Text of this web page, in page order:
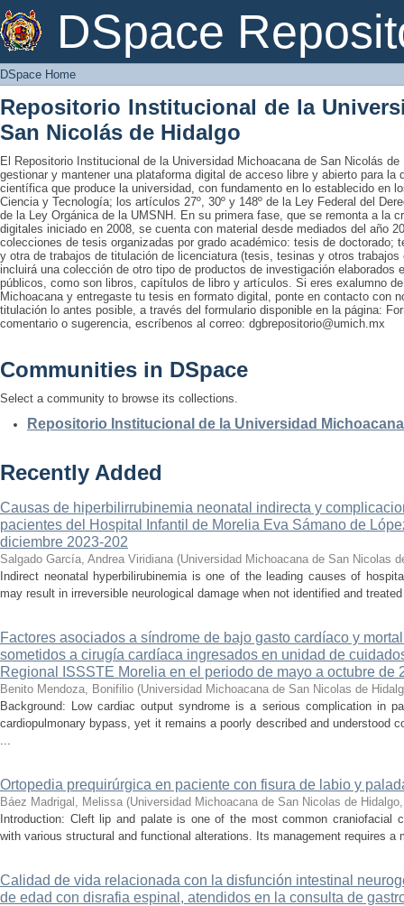
DSpace
DSpace Home
DSpace Home
Repositorio Institucional de la
San Nicolás de Hidalgo
El Repositorio Institucional de la Universidad Michoacana de San Nicolás
gestionar y mantener una plataforma digital de acceso libre y abierto para la
científica que produce la universidad, con fundamento en lo establecido en
Ciencia y Tecnología; los artículos 27º, 30º y 148º de la Ley Federal del
de la Ley Orgánica de la UMSNH. En su primera fase, que se remonta a la
digitales iniciado en 2008, se cuenta con material desde mediados del año
colecciones de tesis organizadas por grado académico: tesis de doctorado;
y otra de trabajos de titulación de licenciatura (tesis, tesinas y otros
incluirá una colección de otro tipo de productos de investigación elaborados
públicos, como son libros, capítulos de libro y artículos. Si eres exalumno
Michoacana y entregaste tu tesis en formato digital, ponte en contacto con
titulación lo antes posible, a través del formulario disponible en la página:
comentario o sugerencia, escríbenos al correo: dgbrepositorio@umich.mx
Communities in DSpace
Select a community to browse its collections.
Repositorio Institucional de la Universidad
Recently Added
Causas de hiperbilirrubinemia neonatal indirecta y
pacientes del Hospital Infantil de Morelia Eva Sámano de
diciembre 2023-202
Salgado García, Andrea Viridiana (Universidad Michoacana de San Nicolas
Indirect neonatal hyperbilirubinemia is one of the leading causes of
may result in irreversible neurological damage when not identified and
Factores asociados a síndrome de bajo gasto cardíaco y
sometidos a cirugía cardíaca ingresados en unidad de
Regional ISSSTE Morelia en el periodo de mayo a octubre de
Benito Mendoza, Bonifilio (Universidad Michoacana de San Nicolas de
Background: Low cardiac output syndrome is a serious complication in
cardiopulmonary bypass, yet it remains a poorly described and understood
...
Ortopedia prequirúrgica en paciente con fisura de labio y
Báez Madrigal, Melissa (Universidad Michoacana de San Nicolas de Hidalgo
Introduction: Cleft lip and palate is one of the most common craniofacial
with various structural and functional alterations. Its management requires a
Calidad de vida relacionada con la disfunción intestinal
de edad con disrafia espinal, atendidos en la consulta de